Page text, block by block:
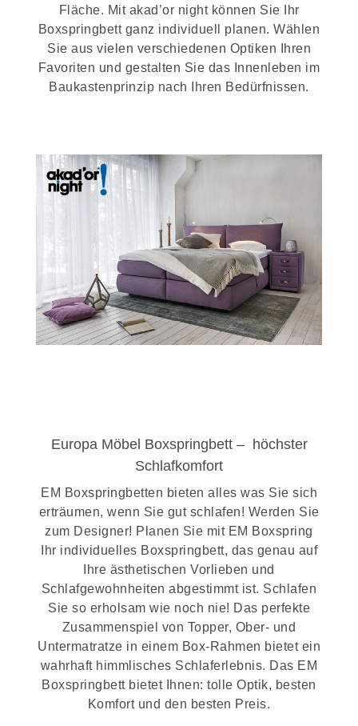
Fläche. Mit akad’or night können Sie Ihr
Boxspringbett ganz individuell planen. Wählen
Sie aus vielen verschiedenen Optiken Ihren
Favoriten und gestalten Sie das Innenleben im
Baukastenprinzip nach Ihren Bedürfnissen.
Europa Möbel Boxspringbett – höchster
Schlafkomfort
EM Boxspringbetten bieten alles was Sie sich
erträumen, wenn Sie gut schlafen! Werden Sie
zum Designer! Planen Sie mit EM Boxspring
Ihr individuelles Boxspringbett, das genau auf
Ihre ästhetischen Vorlieben und
Schlafgewohnheiten abgestimmt ist. Schlafen
Sie so erholsam wie noch nie! Das perfekte
Zusammenspiel von Topper, Ober- und
Untermatratze in einem Box-Rahmen bietet ein
wahrhaft himmlisches Schlaferlebnis. Das EM
Boxspringbett bietet Ihnen: tolle Optik, besten
Komfort und den besten Preis.